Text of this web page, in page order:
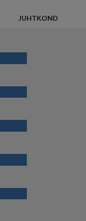
JUHTKOND